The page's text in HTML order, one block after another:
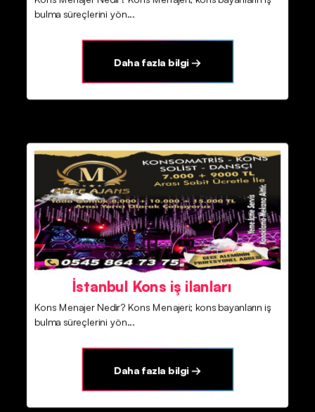
bulma süreçlerini yön...
Daha fazla bilgi →
İstanbul Kons iş ilanları
Kons Menajer Nedir? Kons Menajeri; kons bayanların iş
bulma süreçlerini yön...
Daha fazla bilgi →